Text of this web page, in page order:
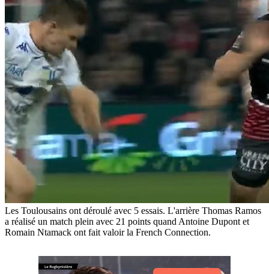
Les Toulousains ont déroulé avec 5 essais. L'arrière Thomas Ramos
a réalisé un match plein avec 21 points quand Antoine Dupont et
Romain Ntamack ont fait valoir la French Connection.